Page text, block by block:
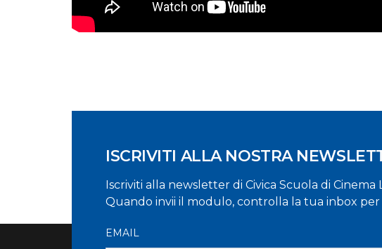
ISCRIVITI ALLA NOSTRA
Iscriviti alla newsletter di Civica Scuola di
Quando invii il modulo, controlla la tua inbox per
EMAIL